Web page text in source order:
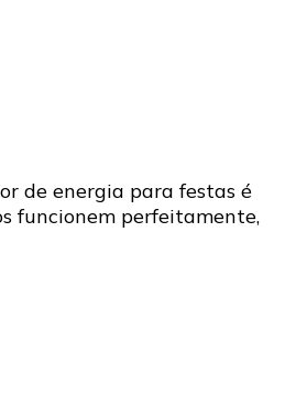
de energia para festas é
funcionem perfeitamente,